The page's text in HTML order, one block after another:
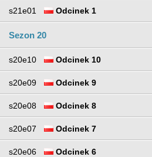
s21e01 Odcinek 1
Sezon 20
s20e10 Odcinek 10
s20e09 Odcinek 9
s20e08 Odcinek 8
s20e07 Odcinek 7
s20e06 Odcinek 6